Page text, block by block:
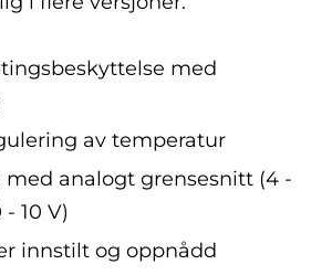
med
av temperatur
med analogt grensesnitt (4 -
10 V)
innstilt og oppnådd